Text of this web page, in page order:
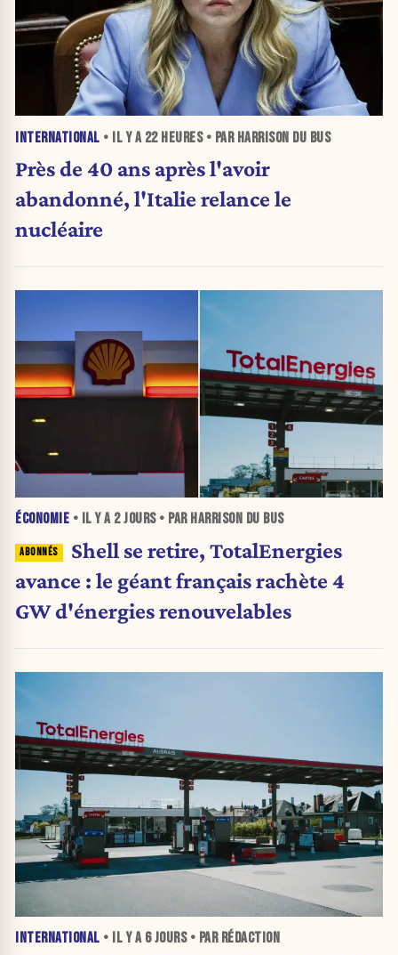
INTERNATIONAL • IL Y A 22 HEURES• PAR HARRISON DU BUS
Près de 40 ans après l'avoir
abandonné, l'Italie relance le
nucléaire
ÉCONOMIE • IL Y A 2 JOURS• PAR HARRISON DU BUS
Shell se retire, TotalEnergies
avance : le géant français rachète 4
GW d'énergies renouvelables
INTERNATIONAL • IL Y A 6 JOURS• PAR RÉDACTION